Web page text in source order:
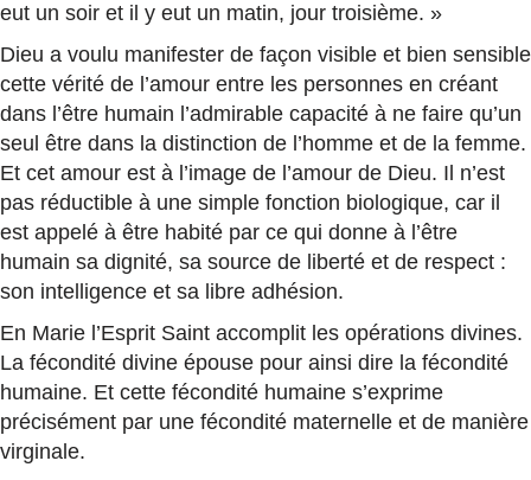
eut un soir et il y eut un matin, jour troisième. »
Dieu a voulu manifester de façon visible et bien sensible
cette vérité de l’amour entre les personnes en créant
dans l’être humain l’admirable capacité à ne faire qu’un
seul être dans la distinction de l’homme et de la femme.
Et cet amour est à l’image de l’amour de Dieu. Il n’est
pas réductible à une simple fonction biologique, car il
est appelé à être habité par ce qui donne à l’être
humain sa dignité, sa source de liberté et de respect :
son intelligence et sa libre adhésion.
En Marie l’Esprit Saint accomplit les opérations divines.
La fécondité divine épouse pour ainsi dire la fécondité
humaine. Et cette fécondité humaine s’exprime
précisément par une fécondité maternelle et de manière
virginale.